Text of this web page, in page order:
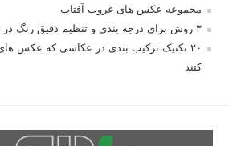
مجموعه عکس های غروب آفتاب
۳ روش برای درجه بندی و تنظیم دقیق رنگ در فتوشاپ
۲۰ تکنیک ترکیب بندی در عکاسی که عکس
کنند